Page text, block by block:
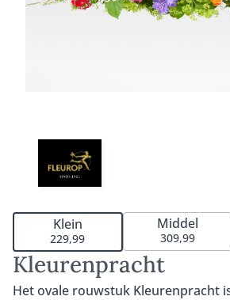
Kleurenpracht
Het ovale rouwstuk Kleurenpracht
Klein
229,99
Middel
309,99